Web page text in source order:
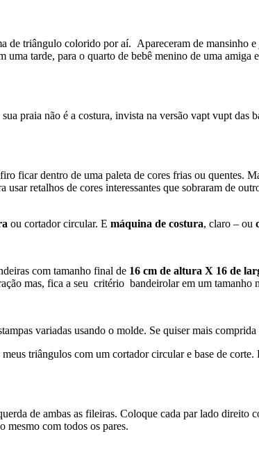
de triângulo colorido por aí. Apareceram de mansinho
uma tarde, para o quarto de bebê menino de uma
praia não é a costura, invista na versão vapt vupt das
ficar dentro de uma paleta de cores frias ou quentes.
retalhos de cores interessantes que sobraram de
ou cortador circular. E máquina de costura, claro – ou
com tamanho final de 16 cm de altura X 16 de
mas, fica a seu critério bandeirolar em um tamanho
variadas usando o molde. Se quiser mais
triângulos com um cortador circular e base de
de ambas as fileiras. Coloque cada par lado direito
mesmo com todos os pares.